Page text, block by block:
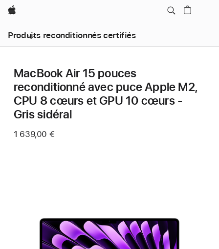
Apple
Produits reconditionnés certifiés
MacBook Air 15 pouces
reconditionné avec puce Apple M2,
CPU 8 cœurs et GPU 10 cœurs -
Gris sidéral
1 639,00 €